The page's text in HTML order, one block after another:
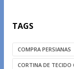
TAGS
COMPRA PERSIANAS
CORTINA DE TECIDO